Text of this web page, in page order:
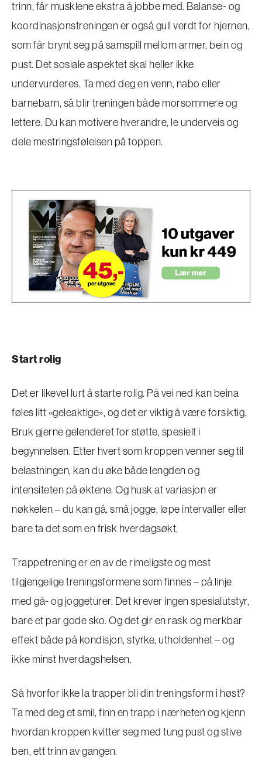
trinn, får musklene ekstra å jobbe med. Balanse- og
koordinasjonstreningen er også gull verdt for hjernen,
som får brynt seg på samspill mellom armer, bein og
pust. Det sosiale aspektet skal heller ikke
undervurderes. Ta med deg en venn, nabo eller
barnebarn, så blir treningen både morsommere og
lettere. Du kan motivere hverandre, le underveis og
dele mestringsfølelsen på toppen.
Start rolig
Det er likevel lurt å starte rolig. På vei ned kan beina
føles litt «geleaktige», og det er viktig å være forsiktig.
Bruk gjerne gelenderet for støtte, spesielt i
begynnelsen. Etter hvert som kroppen venner seg til
belastningen, kan du øke både lengden og
intensiteten på øktene. Og husk at variasjon er
nøkkelen – du kan gå, små jogge, løpe intervaller eller
bare ta det som en frisk hverdagsøkt.
Trappetrening er en av de rimeligste og mest
tilgjengelige treningsformene som finnes – på linje
med gå- og joggeturer. Det krever ingen spesialutstyr,
bare et par gode sko. Og det gir en rask og merkbar
effekt både på kondisjon, styrke, utholdenhet – og
ikke minst hverdagshelsen.
Så hvorfor ikke la trapper bli din treningsform i høst?
Ta med deg et smil, finn en trapp i nærheten og kjenn
hvordan kroppen kvitter seg med tung pust og stive
ben, ett trinn av gangen.